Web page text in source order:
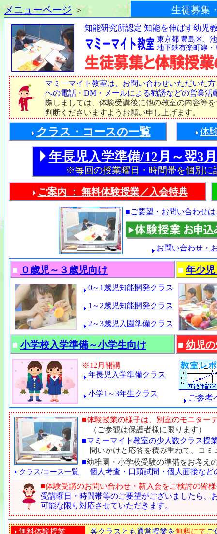
メニューページ＞ 生徒募集
知能研究所認定 知能を伸ばす幼児
東京都 豊島区、
地下鉄有楽町線
マミーマイト教室は、お問い合わせいただいた
への電話・DM・メールによる勧誘などの営業活
際しましては、体験受講後に他の教室の内容等
判断くださいますようお願い申し上げます。
クラス・コースの一覧 体
年長児入学準備/12月～翌3
※毎回の授業曜日・時間帯を個別に
ご案内 ： 無料体験授業／入会特典
■ご要望・お問い合わせ
お問い合わせ・
■ ０歳児～３歳児向け ■ 年少
0～1歳児知能開発クラス
1～2歳児知能開発クラス
2～3歳児入園準備クラス
■ 小学校入学準備～小学生向け ■ 幼児
※12月開講
年長児入学準備クラス
小学1～3年生クラス ご参考
クラス/コース一覧
■体験授業の様子は、別室のモニター
（ご参観は保護者様に限ります）
■マミーマイト教室の少人数クラス授
問いかけと応答を積み重ねて、コミ
■幼稚園・小学校受験の準備をお考え
個人考査・口頭試問・個人面接など
■体験受講のお問い合わせ・新入会をご検討の皆
受講曜日・時間帯等のご要望がございましたら、
可能な限り対応させていただきます。
無料体験授業 各クラスとも通常授業を無料にて ご